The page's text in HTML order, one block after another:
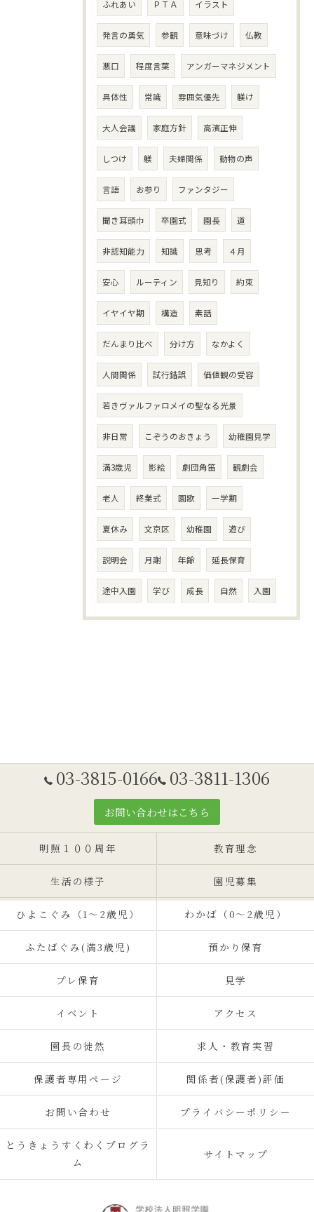
ふれあい ＰＴＡ イラスト
発言の勇気 参観 意味づけ 仏教
悪口 程度言葉 アンガーマネジメント
具体性 常識 雰囲気優先 躾け
大人会議 家庭方針 高濱正伸
しつけ 躾 夫婦関係 動物の声
言語 お参り ファンタジー
聞き耳頭巾 卒園式 園長 道
非認知能力 知識 思考 ４月
安心 ルーティン 見知り 約束
イヤイヤ期 構造 素話
だんまり比べ 分け方 なかよく
人間関係 試行錯誤 価値観の受容
若きヴァルファロメイの聖なる光景
非日常 こぞうのおきょう 幼稚園見学
満3歳児 影絵 劇団角笛 観劇会
老人 終業式 園歌 一学期
夏休み 文京区 幼稚園 遊び
説明会 月謝 年齢 延長保育
途中入園 学び 成長 自然 入園
03-3815-0166 03-3811-1306
お問い合わせはこちら
明照１００周年 教育理念
生活の様子 園児募集
ひよこぐみ（1〜2歳児） わかば（0～2歳児）
ふたばぐみ(満3歳児) 預かり保育
プレ保育 見学
イベント アクセス
園長の徒然 求人・教育実習
保護者専用ページ 関係者(保護者)評価
お問い合わせ プライバシーポリシー
とうきょうすくわくプログラ
ム
サイトマップ